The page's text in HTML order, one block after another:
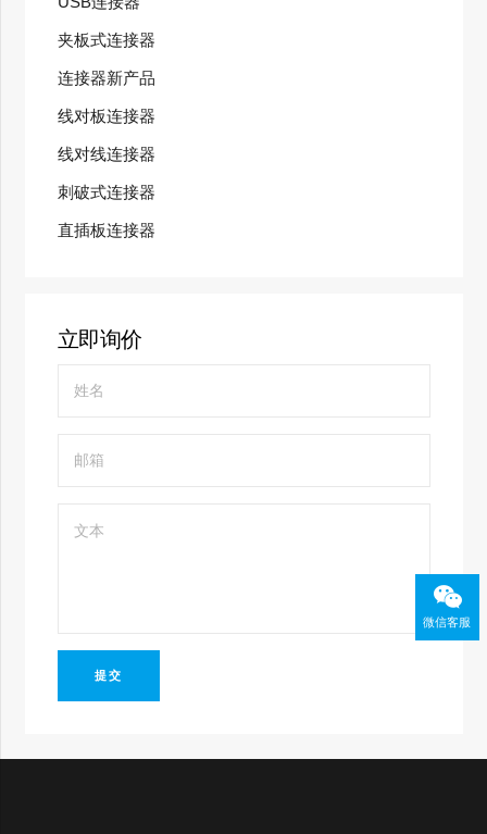
夹板式连接器
连接器新产品
线对板连接器
线对线连接器
刺破式连接器
直插板连接器
立即询价
提交
微信客服